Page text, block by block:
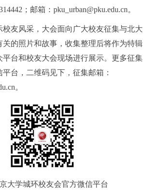
；邮箱：pku_urban@pku.edu.cn。
校友风采，大会面向广大校友征集与北大
关的照片和故事，收集整理后将作为特辑
平台和校友大会现场进行展示。更多征集
台，二维码见下，征集邮箱：
。
大学城环校友会官方微信平台